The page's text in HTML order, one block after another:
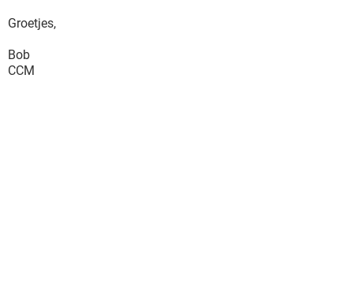
Groetjes,
Bob
CCM